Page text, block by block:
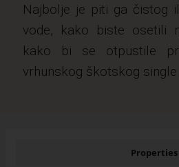
Najbolje je piti ga čistog
vode, kako biste osetili
kako bi se otpustile
vrhunskog škotskog single
Properties